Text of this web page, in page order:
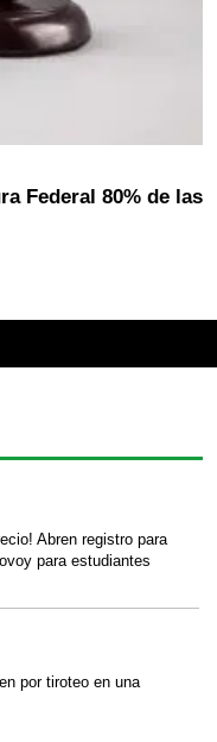
Federal 80% de las
Abren registro para
para estudiantes
por tiroteo en una